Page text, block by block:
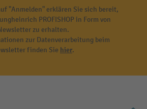
"Anmelden" erklären Sie sich bereit,
PROFISHOP in Form von
zu erhalten.
zur Datenverarbeitung beim
finden Sie hier.